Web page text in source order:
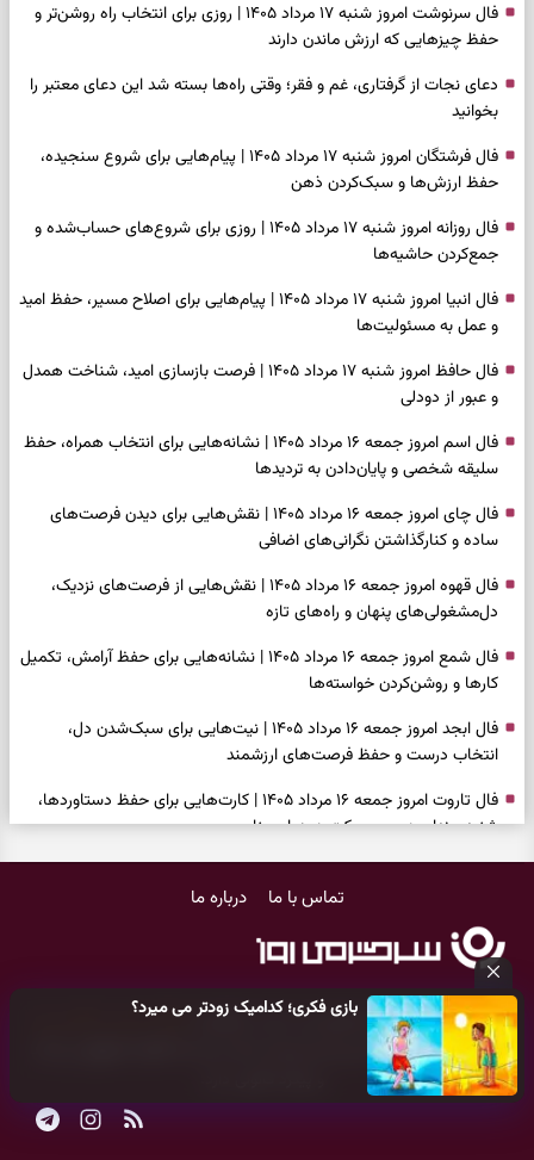
بازی فکری؛ کدامیک زودتر می میرد؟
فال سرنوشت امروز شنبه ۱۷ مرداد ۱۴۰۵ | روزی برای انتخاب راه روشن‌تر و
حفظ چیزهایی که ارزش ماندن دارند
دعای نجات از گرفتاری، غم و فقر؛ وقتی راه‌ها بسته شد این دعای معتبر را
بخوانید
فال فرشتگان امروز شنبه ۱۷ مرداد ۱۴۰۵ | پیام‌هایی برای شروع سنجیده،
حفظ ارزش‌ها و سبک‌کردن ذهن
فال روزانه امروز شنبه ۱۷ مرداد ۱۴۰۵ | روزی برای شروع‌های حساب‌شده و
جمع‌کردن حاشیه‌ها
فال انبیا امروز شنبه ۱۷ مرداد ۱۴۰۵ | پیام‌هایی برای اصلاح مسیر، حفظ امید
و عمل به مسئولیت‌ها
فال حافظ امروز شنبه ۱۷ مرداد ۱۴۰۵ | فرصت بازسازی امید، شناخت همدل
و عبور از دودلی
فال اسم امروز جمعه ۱۶ مرداد ۱۴۰۵ | نشانه‌هایی برای انتخاب همراه، حفظ
سلیقه شخصی و پایان‌دادن به تردیدها
فال چای امروز جمعه ۱۶ مرداد ۱۴۰۵ | نقش‌هایی برای دیدن فرصت‌های
ساده و کنارگذاشتن نگرانی‌های اضافی
فال قهوه امروز جمعه ۱۶ مرداد ۱۴۰۵ | نقش‌هایی از فرصت‌های نزدیک،
دل‌مشغولی‌های پنهان و راه‌های تازه
فال شمع امروز جمعه ۱۶ مرداد ۱۴۰۵ | نشانه‌هایی برای حفظ آرامش، تکمیل
کارها و روشن‌کردن خواسته‌ها
فال ابجد امروز جمعه ۱۶ مرداد ۱۴۰۵ | نیت‌هایی برای سبک‌شدن دل،
انتخاب درست و حفظ فرصت‌های ارزشمند
فال تاروت امروز جمعه ۱۶ مرداد ۱۴۰۵ | کارت‌هایی برای حفظ دستاوردها،
شنیدن ندای درون و حرکت در زمان مناسب
دیدن ارزش مسیرهای آرام
وقتی همه راه‌ها بسته شد، این دعای گشایش را بخوانید؛ ذکر معتبر برای
آسان شدن فوری کارهای سخت
فال فرشتگان امروز جمعه ۱۶ مرداد ۱۴۰۵ | پیام‌هایی برای آرام‌کردن ذهن و
نگه‌داشتن چیزهای ارزشمند
تماس با ما درباره ما
کلیه حقوق مادی و معنوی این سایت متعلق بهپایگاه خبری سرگرمی روز
می‌باشد و هر گونه کپی‌برداری توسط دیگر سایت‌ها